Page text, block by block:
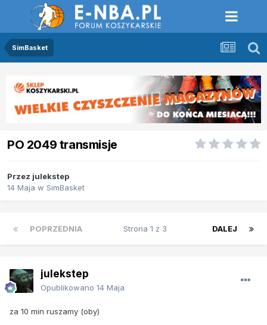
SimBasket
PO 2049 transmisje
Przez julekstep
14 Maja w SimBasket
POPRZEDNIA DALEJ
Strona 1 z 3
julekstep
Opublikowano 14 Maja
za 10 min ruszamy (oby)